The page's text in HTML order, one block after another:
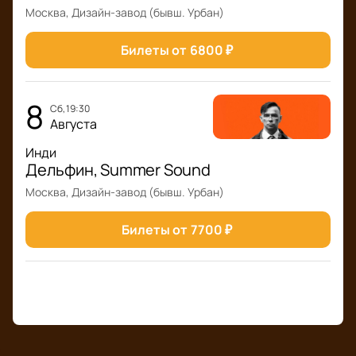
Москва, Дизайн-завод (бывш. Урбан)
Билеты от 6800₽
8 сб, 19:30
Августа
Инди
Дельфин, Summer Sound
Москва, Дизайн-завод (бывш. Урбан)
Билеты от 7700₽